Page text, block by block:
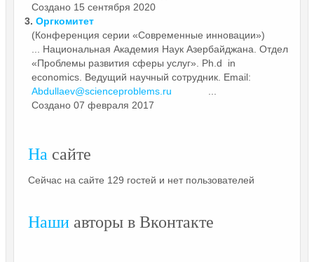
Создано 15 сентября 2020
3. Оргкомитет
(Конференция серии «Современные инновации»)
... Национальная Академия Наук Азербайджана . Отдел
«Проблемы развития сферы услуг». Ph.d in
economics. Ведущий научный сотрудник. Email:
Abdullaev@scienceproblems.ru
Создано 07 февраля 2017
На сайте
Сейчас на сайте 129 гостей и нет пользователей
Наши авторы в Вконтакте